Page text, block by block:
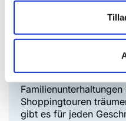
Erlebnisse in
Strand, aktiven
Shoppingtouren
gibt es für jeden